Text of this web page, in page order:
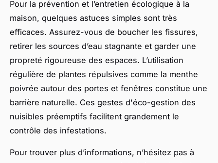
Pour la prévention et l’entretien écologique à la
maison, quelques astuces simples sont très
efficaces. Assurez-vous de boucher les fissures,
retirer les sources d’eau stagnante et garder une
propreté rigoureuse des espaces. L’utilisation
régulière de plantes répulsives comme la menthe
poivrée autour des portes et fenêtres constitue une
barrière naturelle. Ces gestes d'éco-gestion des
nuisibles préemptifs facilitent grandement le
contrôle des infestations.
Pour trouver plus d’informations, n’hésitez pas à